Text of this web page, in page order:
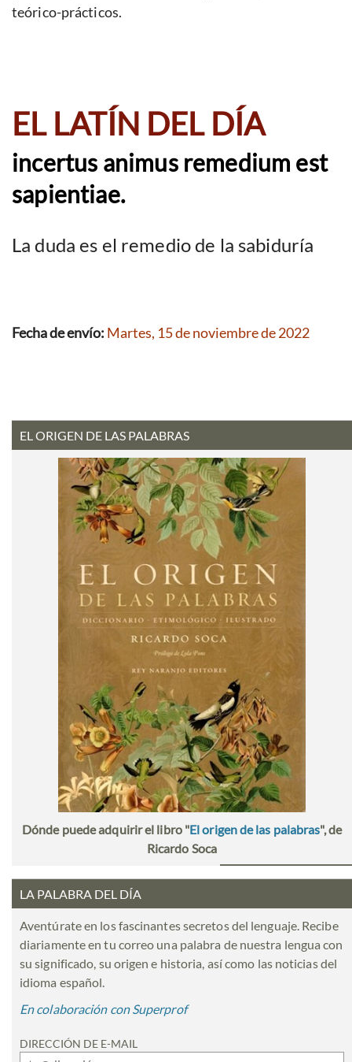
teórico-prácticos.
EL LATÍN DEL DÍA
incertus animus remedium est
sapientiae.
La duda es el remedio de la sabiduría
Fecha de envío: Martes, 15 de noviembre de 2022
EL ORIGEN DE LAS PALABRAS
Dónde puede adquirir el libro "El origen de las palabras", de
Ricardo Soca
LA PALABRA DEL DÍA
Aventúrate en los fascinantes secretos del lenguaje. Recibe
diariamente en tu correo una palabra de nuestra lengua con
su significado, su origen e historia, así como las noticias del
idioma español.
En colaboración con Superprof
DIRECCIÓN DE E-MAIL